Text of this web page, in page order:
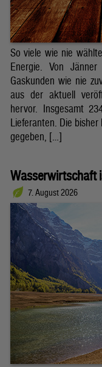
So viele wie nie
Energie. Von
Gaskunden wie nie
aus der aktuell
hervor. Insgesamt
Lieferanten. Die
gegeben, […]
Wasserwirtschaft
7. August 2026